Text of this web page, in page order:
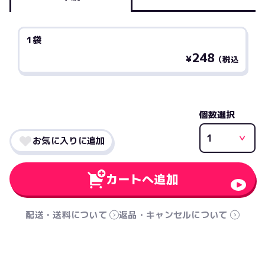
1袋
¥248 （税込
個数選択
カートへ追加
お気に入りに追加
配送・送料について 返品・キャンセルについて